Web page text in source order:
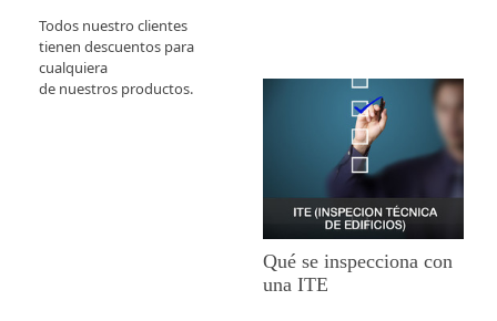
Todos nuestro clientes
tienen descuentos para
cualquiera
de nuestros productos.
Qué se inspecciona con
una ITE